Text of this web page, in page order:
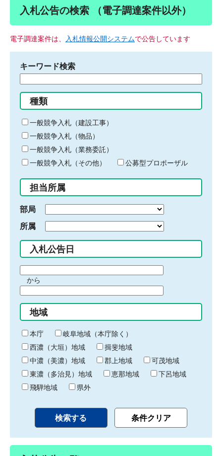
入札公告の検索 （電子調達案件以外）
電子調達案件は、 入札情報公開システムで公告しています
キーワード検索
る
キ
ー
ワ
ー
ド
入
力
種類
一般競争入札（建設工事）
一般競争入札（物品）
一般競争入札（業務委託）
一般競争入札（その他）
公募型プロポーザル
担当所属
部局
所属
入札公告日
間
始
り
から
間
終
わ
り
地域
本庁
岐阜地域（本庁除く）
西濃（大垣）地域
揖斐地域
中濃（美濃）地域
郡上地域
可茂地域
東濃（多治見）地域
恵那地域
下呂地域
飛騨地域
県外